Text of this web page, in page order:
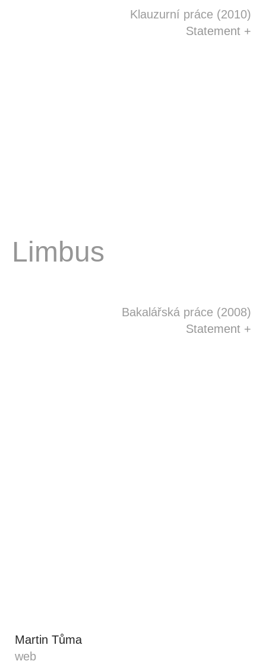
Klauzurní práce (2010)
Statement +
Limbus
Bakalářská práce (2008)
Statement +
Martin Tůma
web